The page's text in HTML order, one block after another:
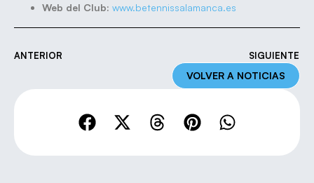
Web del Club: www.betennissalamanca.es
ANTERIOR SIGUIENTE
VOLVER A NOTICIAS